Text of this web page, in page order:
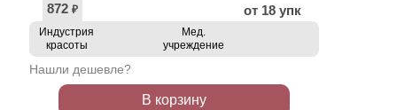
872 ₽ от 18 упк
Индустрия
красоты
Мед.
учреждение
Нашли дешевле?
В корзину